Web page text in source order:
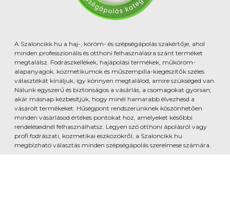
A Szaloncikk.hu a haj-, köröm- és szépségápolás szakértője, ahol
minden professzionális és otthoni felhasználásra szánt terméket
megtalálsz. Fodrászkellékek, hajápolási termékek, műköröm-
alapanyagok, kozmetikumok és műszempilla-kiegészítők széles
választékát kínáljuk, így könnyen megtalálod, amire szükséged van.
Nálunk egyszerű és biztonságos a vásárlás, a csomagokat gyorsan,
akár másnap kézbesítjük, hogy minél hamarabb élvezhesd a
vásárolt termékeket. Hűségpont rendszerünknek köszönhetően
minden vásárlásod értékes pontokat hoz, amelyeket későbbi
rendeléseidnél felhasználhatsz. Legyen szó otthoni ápolásról vagy
profi fodrászati, kozmetikai eszközökről, a Szaloncikk.hu
megbízható választás minden szépségápolás szerelmese számára.